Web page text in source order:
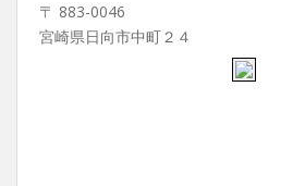
〒 883-0046
宮崎県日向市中町２４